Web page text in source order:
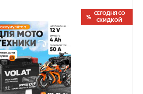
СЕГОДНЯ СО
СКИДКОЙ